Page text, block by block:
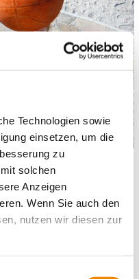
Technologien sowie
einsetzen, um die
zu
solchen
Anzeigen
Wenn Sie auch den
nutzen wir diesen zur
für